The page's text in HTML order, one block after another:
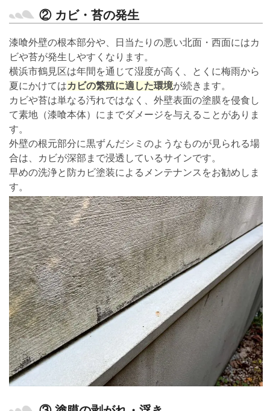
② カビ・苔の発生
漆喰外壁の根本部分や、日当たりの悪い北面・西面にはカ
ビや苔が発生しやすくなります。
横浜市鶴見区は年間を通じて湿度が高く、とくに梅雨から
夏にかけてはカビの繁殖に適した環境が続きます。
カビや苔は単なる汚れではなく、外壁表面の塗膜を侵食し
て素地（漆喰本体）にまでダメージを与えることがありま
す。
外壁の根元部分に黒ずんだシミのようなものが見られる場
合は、カビが深部まで浸透しているサインです。
早めの洗浄と防カビ塗装によるメンテナンスをお勧めしま
す。